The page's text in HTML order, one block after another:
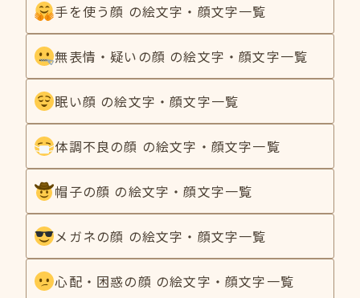
手を使う顔 の絵文字・顔文字一覧
無表情・疑いの顔 の絵文字・顔文字一覧
眠い顔 の絵文字・顔文字一覧
体調不良の顔 の絵文字・顔文字一覧
帽子の顔 の絵文字・顔文字一覧
メガネの顔 の絵文字・顔文字一覧
心配・困惑の顔 の絵文字・顔文字一覧